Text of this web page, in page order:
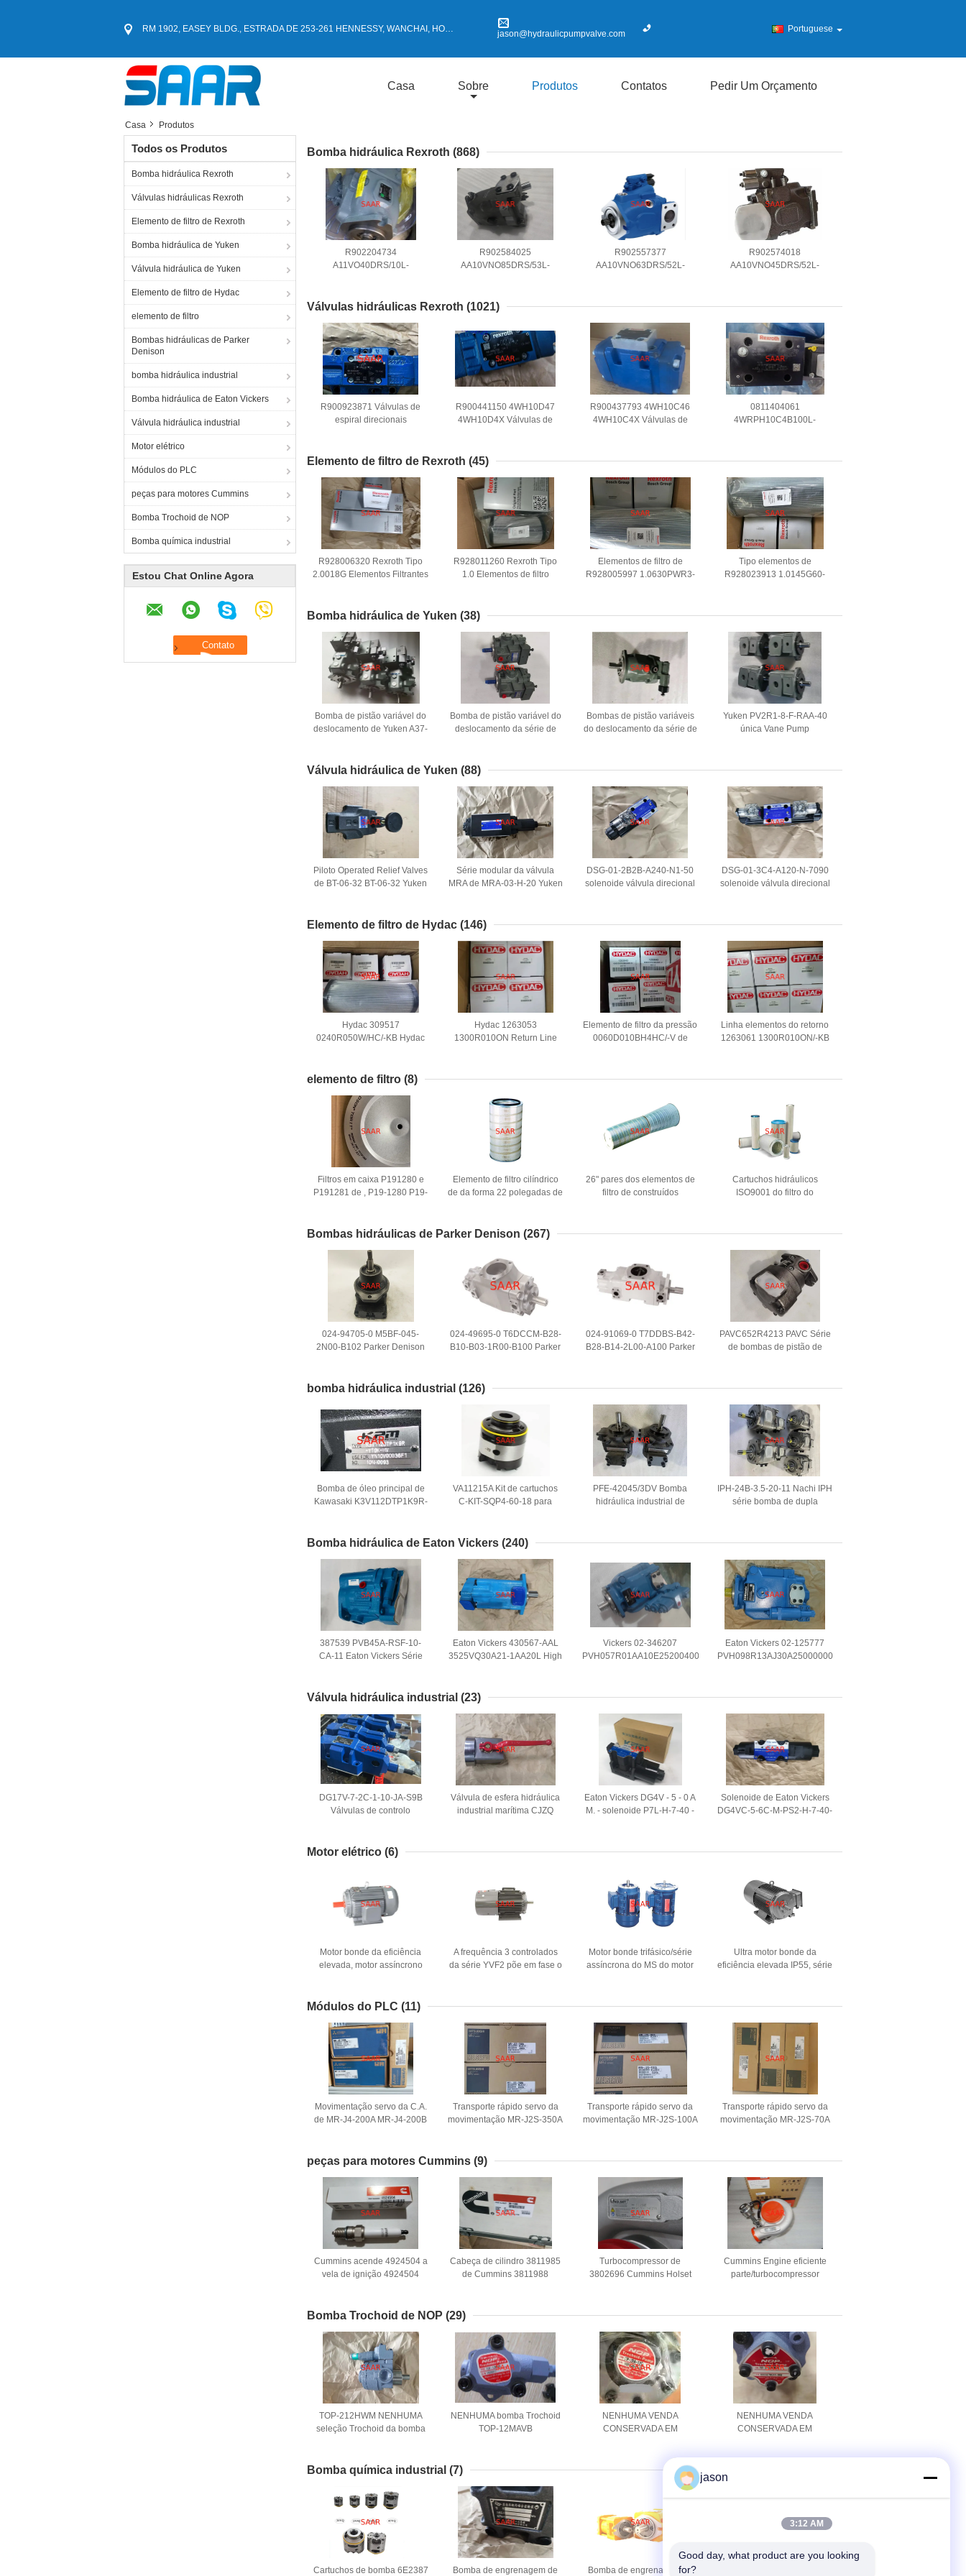
RM 1902, EASEY BLDG., ESTRADA DE 253-261 HENNESSY, WANCHAI, HONG KONG jason@hydraulicpumpvalve.com Portuguese
Casa Sobre Produtos Contatos Pedir Um Orçamento
Casa Produtos
Todos os Produtos
Bomba hidráulica Rexroth
Válvulas hidráulicas Rexroth
Elemento de filtro de Rexroth
Bomba hidráulica de Yuken
Válvula hidráulica de Yuken
Elemento de filtro de Hydac
elemento de filtro
Bombas hidráulicas de Parker
Denison
bomba hidráulica industrial
Bomba hidráulica de Eaton Vickers
Válvula hidráulica industrial
Motor elétrico
Módulos do PLC
peças para motores Cummins
Bomba Trochoid de NOP
Bomba química industrial
Estou Chat Online Agora
Bomba hidráulica Rexroth (868)
R902204734
A11VO40DRS/10L-
Variable Pump
R902584025
AA10VNO85DRS/53L-
R902557377
AA10VNO63DRS/52L-
R902574018
AA10VNO45DRS/52L-
Válvulas hidráulicas Rexroth (1021)
R900923871 Válvulas de
espiral direcionais
hidráulica 4WH
R900441150 4WH10D47
4WH10D4X Válvulas de
4WH
R900437793 4WH10C46
4WH10C4X Válvulas de
4WH
0811404061
4WRPH10C4B100L-
2X/G24Z4/M VÁLVULA
PROPORCIONAL
Elemento de filtro de Rexroth (45)
R928006320 Rexroth Tipo
2.0018G Elementos Filtrantes
R928011260 Rexroth Tipo
1.0 Elementos de filtro
Elementos de filtro de
R928005997 1.0630PWR3-
Tipo elementos de
R928023913 1.0145G60-
Bomba hidráulica de Yuken (38)
Bomba de pistão variável do
deslocamento de Yuken A37-
Bomba de pistão variável do
deslocamento da série de
Bombas de pistão variáveis
do deslocamento da série de
Yuken PV2R1-8-F-RAA-40
única Vane Pump
Válvula hidráulica de Yuken (88)
Piloto Operated Relief Valves
de BT-06-32 BT-06-32 Yuken
Série modular da válvula
MRA de MRA-03-H-20 Yuken
DSG-01-2B2B-A240-N1-50
solenoide válvula direcional
DSG-01-3C4-A120-N-7090
solenoide válvula direcional
Elemento de filtro de Hydac (146)
Hydac 309517
0240R050W/HC/-KB Hydac
Hydac 1263053
1300R010ON Return Line
Elemento de filtro da pressão
0060D010BH4HC/-V de
Linha elementos do retorno
1263061 1300R010ON/-KB
elemento de filtro (8)
Filtros em caixa P191280 e
P191281 de , P19-1280 P19-
Elemento de filtro cilíndrico
de da forma 22 polegadas de
26" pares dos elementos de
filtro de construídos
Cartuchos hidráulicos
ISO9001 do filtro do
Bombas hidráulicas de Parker Denison (267)
024-94705-0 M5BF-045-
2N00-B102 Parker Denison
024-49695-0 T6DCCM-B28-
B10-B03-1R00-B100 Parker
024-91069-0 T7DDBS-B42-
B28-B14-2L00-A100 Parker
PAVC652R4213 PAVC Série
de bombas de pistão de
bomba hidráulica industrial (126)
Bomba de óleo principal de
Kawasaki K3V112DTP1K9R-
VA11215A Kit de cartuchos
C-KIT-SQP4-60-18 para
PFE-42045/3DV Bomba
hidráulica industrial de
IPH-24B-3.5-20-11 Nachi IPH
série bomba de dupla
Bomba hidráulica de Eaton Vickers (240)
387539 PVB45A-RSF-10-
CA-11 Eaton Vickers Série
Eaton Vickers 430567-AAL
3525VQ30A21-1AA20L High
Vickers 02-346207
PVH057R01AA10E252004001001AA010A
Eaton Vickers 02-125777
PVH098R13AJ30A250000001AM1AB010A
Válvula hidráulica industrial (23)
DG17V-7-2C-1-10-JA-S9B
Válvulas de controlo
Válvula de esfera hidráulica
industrial marítima CJZQ
Eaton Vickers DG4V - 5 - 0 A
M. - solenoide P7L-H-7-40 -
Solenoide de Eaton Vickers
DG4VC-5-6C-M-PS2-H-7-40-
Motor elétrico (6)
Motor bonde da eficiência
elevada, motor assíncrono
A frequência 3 controlados
da série YVF2 põe em fase o
Motor bonde trifásico/série
assíncrona do MS do motor
Ultra motor bonde da
eficiência elevada IP55, série
Módulos do PLC (11)
Movimentação servo da C.A.
de MR-J4-200A MR-J4-200B
Transporte rápido servo da
movimentação MR-J2S-350A
Transporte rápido servo da
movimentação MR-J2S-100A
Transporte rápido servo da
movimentação MR-J2S-70A
peças para motores Cummins (9)
Cummins acende 4924504 a
vela de ignição 4924504
Cabeça de cilindro 3811985
de Cummins 3811988
Turbocompressor de
3802696 Cummins Holset
Cummins Engine eficiente
parte/turbocompressor
Bomba Trochoid de NOP (29)
TOP-212HWM NENHUMA
seleção Trochoid da bomba
NENHUMA bomba Trochoid
TOP-12MAVB
NENHUMA VENDA
CONSERVADA EM
NENHUMA VENDA
CONSERVADA EM
Bomba química industrial (7)
Cartuchos de bomba 6E2387 Bomba de engrenagem de Bomba de engrenagem de
jason
3:12 AM
Good day, what product are you looking
for?